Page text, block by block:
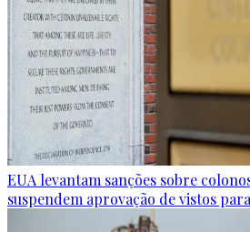
EUA levantam sanções sobre
suspendem aprovação de vistos